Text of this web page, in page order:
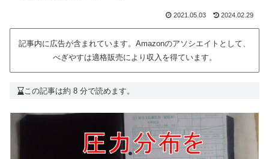
2021.05.03 2024.02.29
記事内に広告が含まれています。Amazonのアソシエイトとして、
べぎやすは適格販売により収入を得ています。
この記事は約 8 分で読めます。